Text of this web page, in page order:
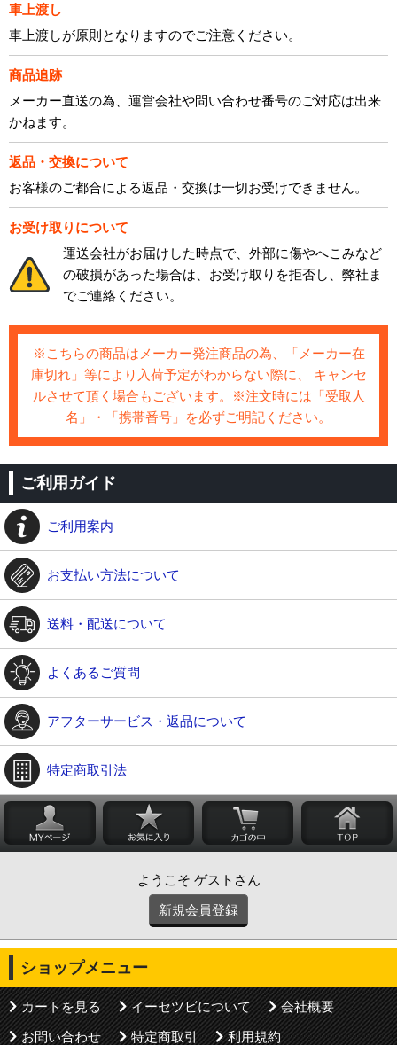
車上渡し
車上渡しが原則となりますのでご注意ください。
商品追跡
メーカー直送の為、運営会社や問い合わせ番号のご対応は出来
かねます。
返品・交換について
お客様のご都合による返品・交換は一切お受けできません。
お受け取りについて
運送会社がお届けした時点で、外部に傷やへこみなど
の破損があった場合は、お受け取りを拒否し、弊社ま
でご連絡ください。
※こちらの商品はメーカー発注商品の為、「メーカー在
庫切れ」等により入荷予定がわからない際に、 キャンセ
ルさせて頂く場合もございます。※注文時には「受取人
名」・「携帯番号」を必ずご明記ください。
ご利用ガイド
ご利用案内
お支払い方法について
送料・配送について
よくあるご質問
アフターサービス・返品について
特定商取引法
ようこそ ゲストさん
新規会員登録
ショップメニュー
カートを見る イーセツビについて
会社概要
お問い合わせ
特定商取引 利用規約